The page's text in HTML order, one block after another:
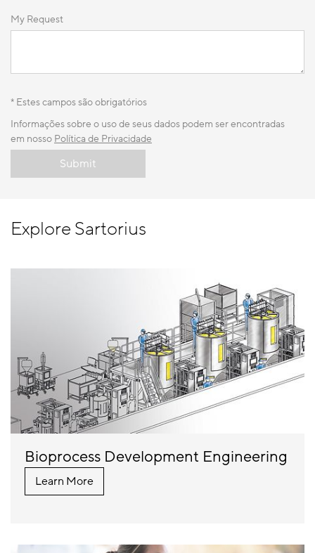
My Request
* Estes campos são obrigatórios
Informações sobre o uso de seus dados podem ser encontradas
em nosso Política de Privacidade
Submit
Explore Sartorius
Bioprocess Development Engineering
Learn More